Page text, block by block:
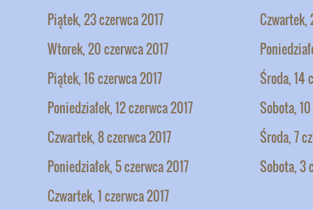
Piątek, 23 czerwca 2017
Czwartek,
Wtorek, 20 czerwca 2017
Piątek, 16 czerwca 2017
Środa, 14
Poniedziałek, 12 czerwca 2017
Sobota,
Czwartek, 8 czerwca 2017
Środa, 7
Poniedziałek, 5 czerwca 2017
Sobota, 3
Czwartek, 1 czerwca 2017